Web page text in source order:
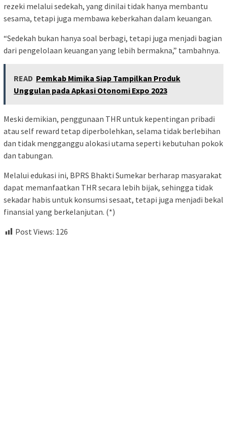
rezeki melalui sedekah, yang dinilai tidak hanya membantu
sesama, tetapi juga membawa keberkahan dalam keuangan.
“Sedekah bukan hanya soal berbagi, tetapi juga menjadi bagian
dari pengelolaan keuangan yang lebih bermakna,” tambahnya.
READ Pemkab Mimika Siap Tampilkan Produk
Unggulan pada Apkasi Otonomi Expo 2023
Meski demikian, penggunaan THR untuk kepentingan pribadi
atau self reward tetap diperbolehkan, selama tidak berlebihan
dan tidak mengganggu alokasi utama seperti kebutuhan pokok
dan tabungan.
Melalui edukasi ini, BPRS Bhakti Sumekar berharap masyarakat
dapat memanfaatkan THR secara lebih bijak, sehingga tidak
sekadar habis untuk konsumsi sesaat, tetapi juga menjadi bekal
finansial yang berkelanjutan. (*)
Post Views: 126